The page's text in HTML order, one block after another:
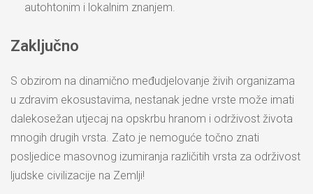
autohtonim i lokalnim znanjem.
Zaključno
S obzirom na dinamično međudjelovanje živih organizama
u zdravim ekosustavima, nestanak jedne vrste može imati
dalekosežan utjecaj na opskrbu hranom i održivost života
mnogih drugih vrsta. Zato je nemoguće točno znati
posljedice masovnog izumiranja različitih vrsta za održivost
ljudske civilizacije na Zemlji!